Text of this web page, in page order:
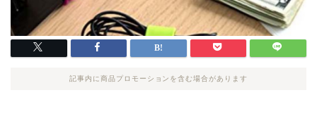
記事内に商品プロモーションを含む場合があります